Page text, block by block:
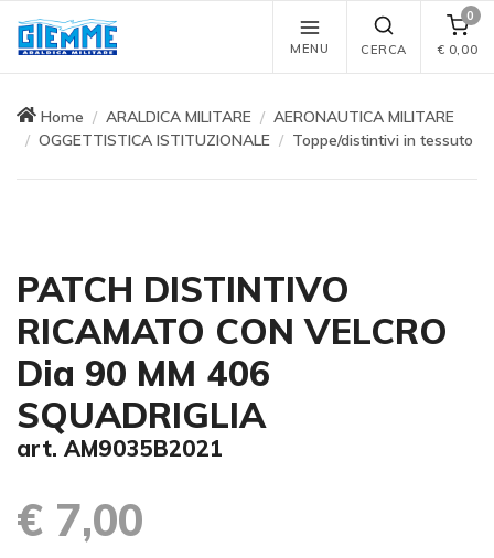
MENU CERCA
0
€ 0,00
Home ARALDICA MILITARE
AERONAUTICA MILITARE
OGGETTISTICA ISTITUZIONALE
Toppe/distintivi in tessuto
PATCH DISTINTIVO
RICAMATO CON VELCRO
Dia 90 MM 406
SQUADRIGLIA
art. AM9035B2021
€ 7,00